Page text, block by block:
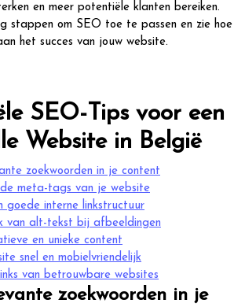
en meer potentiële klanten bereiken.
stappen om SEO toe te passen en zie hoe
het succes van jouw website.
SEO-Tips voor een
Website in België
zoekwoorden in je content
meta-tags van je website
goede interne linkstructuur
van alt-tekst bij afbeeldingen
en unieke content
snel en mobielvriendelijk
van betrouwbare websites
zoekwoorden in je